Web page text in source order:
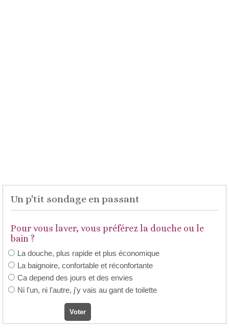
Un p'tit sondage en passant
Pour vous laver, vous préférez la douche ou le
bain ?
La douche, plus rapide et plus économique
La baignoire, confortable et réconfortante
Ca depend des jours et des envies
Ni l'un, ni l'autre, j'y vais au gant de toilette